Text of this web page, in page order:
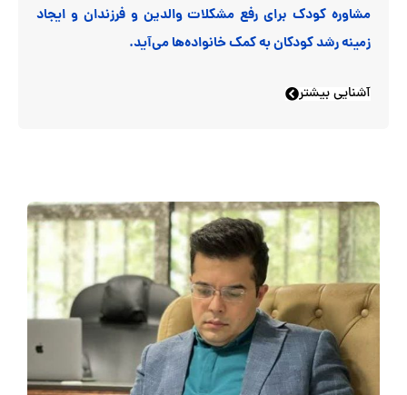
مشاوره کودک برای رفع مشکلات والدین و فرزندان و ایجاد
زمینه رشد کودکان به کمک خانواده‌ها می‌آید.
آشنایی بیشتر